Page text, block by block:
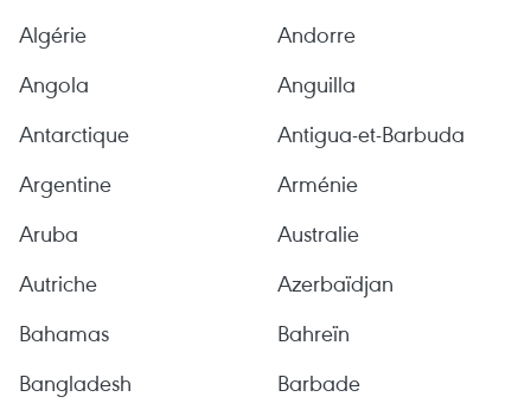
Algérie
Andorre
Angola
Anguilla
Antarctique
Antigua-et-Barbuda
Argentine
Arménie
Aruba
Australie
Autriche
Azerbaïdjan
Bahamas
Bahreïn
Bangladesh
Barbade